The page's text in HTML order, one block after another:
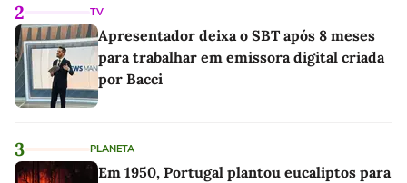
2 TV
Apresentador deixa o SBT após 8 meses
para trabalhar em emissora digital criada
por Bacci
3 PLANETA
Em 1950, Portugal plantou eucaliptos para